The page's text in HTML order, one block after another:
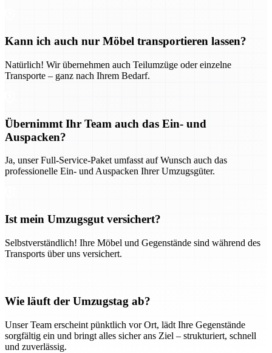
Kann ich auch nur Möbel transportieren lassen?
Natürlich! Wir übernehmen auch Teilumzüge oder einzelne
Transporte – ganz nach Ihrem Bedarf.
Übernimmt Ihr Team auch das Ein- und
Auspacken?
Ja, unser Full-Service-Paket umfasst auf Wunsch auch das
professionelle Ein- und Auspacken Ihrer Umzugsgüter.
Ist mein Umzugsgut versichert?
Selbstverständlich! Ihre Möbel und Gegenstände sind während des
Transports über uns versichert.
Wie läuft der Umzugstag ab?
Unser Team erscheint pünktlich vor Ort, lädt Ihre Gegenstände
sorgfältig ein und bringt alles sicher ans Ziel – strukturiert, schnell
und zuverlässig.